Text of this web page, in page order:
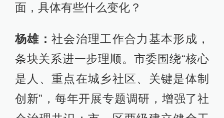
面，具体有些什么变化？
杨雄： 社会治理工作合力基本形成，
条块关系进一步理顺。市委围绕“核心
是人、重点在城乡社区、关键是体制
创新”，每年开展专题调研，增强了社